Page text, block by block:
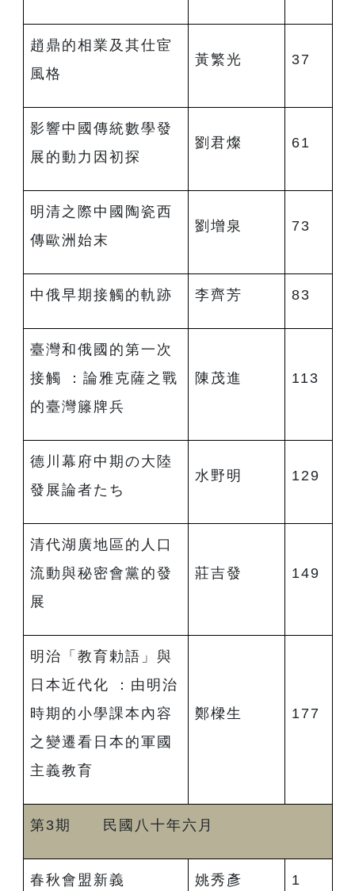
趙鼎的相業及其仕宦
風格
黃繁光 37
影響中國傳統數學發
展的動力因初探
劉君燦 61
明清之際中國陶瓷西
傳歐洲始末
劉增泉 73
中俄早期接觸的軌跡 李齊芳 83
臺灣和俄國的第一次
接觸 ：論雅克薩之戰
的臺灣籐牌兵
陳茂進 113
德川幕府中期の大陸
發展論者たち
水野明 129
清代湖廣地區的人口
流動與秘密會黨的發
展
莊吉發 149
明治「教育勅語」與
日本近代化 ：由明治
時期的小學課本內容
之變遷看日本的軍國
主義教育
鄭樑生 177
第3期 民國八十年六月
春秋會盟新義 姚秀彥 1